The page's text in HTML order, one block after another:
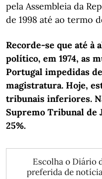
pela Assembleia da
de 1998 até ao termo
Recorde-se que até à
político, em 1974, as
Portugal impedidas
magistratura. Hoje,
tribunais inferiores.
Supremo Tribunal de
25%.
Escolha o Diário
preferida de